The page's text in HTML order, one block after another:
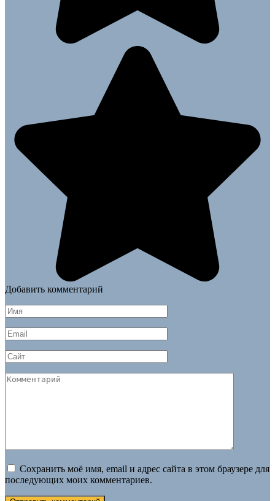
Добавить комментарий
Имя
*
Email
*
Сайт
Комментарий
Сохранить моё имя, email и адрес сайта в этом браузере для
последующих моих комментариев.